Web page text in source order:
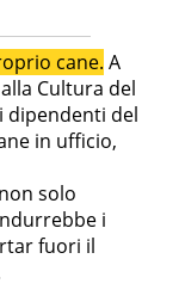
cane. A
Cultura del
dipendenti del
in ufficio,
solo
i
fuori il